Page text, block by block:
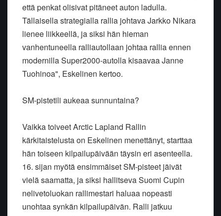
että penkat olisivat pitäneet auton ladulla.
Tällaisella strategialla rallia johtava Jarkko Nikara
lienee liikkeellä, ja siksi hän hieman
vanhentuneella ralliautollaan johtaa rallia ennen
modernilla Super2000-autolla kisaavaa Janne
Tuohinoa", Eskelinen kertoo.
SM-pistetili aukeaa sunnuntaina?
Vaikka toiveet Arctic Lapland Rallin
kärkitaistelusta on Eskelinen menettänyt, starttaa
hän toiseen kilpailupäivään täysin eri asenteella.
16. sijan myötä ensimmäiset SM-pisteet jäivät
vielä saamatta, ja siksi hallitseva Suomi Cupin
nelivetoluokan rallimestari haluaa nopeasti
unohtaa synkän kilpailupäivän. Ralli jatkuu